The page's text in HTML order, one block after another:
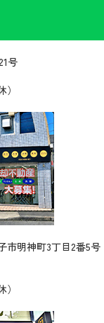
号
市明神町3丁目2番5